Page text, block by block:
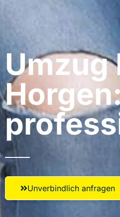
Umzug
Unverbindlich anfragen